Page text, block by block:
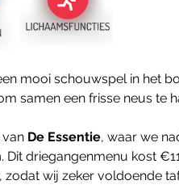
mooi schouwspel in het
samen een frisse neus te
De Essentie, waar we
. Dit driegangenmenu kost
wij zeker voldoende